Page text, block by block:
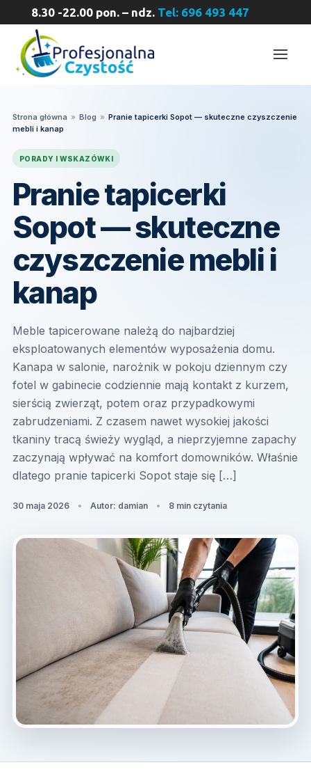
8.30 -22.00 pon. – ndz. Tel: 696 493 447
Strona główna » Blog » Pranie tapicerki Sopot — skuteczne czyszczenie
mebli i kanap
PORADY I WSKAZÓWKI
Pranie tapicerki
Sopot — skuteczne
czyszczenie mebli i
kanap
Meble tapicerowane należą do najbardziej
eksploatowanych elementów wyposażenia domu.
Kanapa w salonie, narożnik w pokoju dziennym czy
fotel w gabinecie codziennie mają kontakt z kurzem,
sierścią zwierząt, potem oraz przypadkowymi
zabrudzeniami. Z czasem nawet wysokiej jakości
tkaniny tracą świeży wygląd, a nieprzyjemne zapachy
zaczynają wpływać na komfort domowników. Właśnie
dlatego pranie tapicerki Sopot staje się […]
30 maja 2026 Autor: damian 8 min czytania